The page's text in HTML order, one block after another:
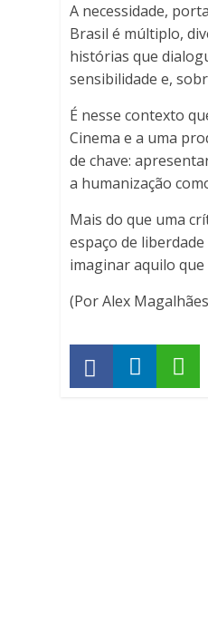
A necessidade,
Brasil é múltiplo,
histórias que
sensibilidade e,
É nesse contexto
Cinema e a uma
de chave:
a humanização
Mais do que uma
espaço de
imaginar aquilo
(Por Alex